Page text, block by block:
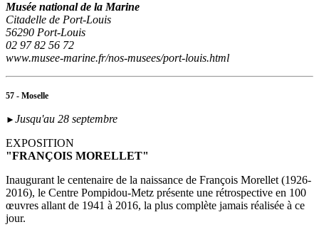
Musée national de la Marine
Citadelle de Port-Louis
56290 Port-Louis
02 97 82 56 72
www.musee-marine.fr/nos-musees/port-louis.html
57 - Moselle
► Jusqu'au 28 septembre
EXPOSITION
"FRANÇOIS MORELLET"
Inaugurant le centenaire de la naissance de François Morellet (1926-
2016), le Centre Pompidou-Metz présente une rétrospective en 100
œuvres allant de 1941 à 2016, la plus complète jamais réalisée à ce
jour.